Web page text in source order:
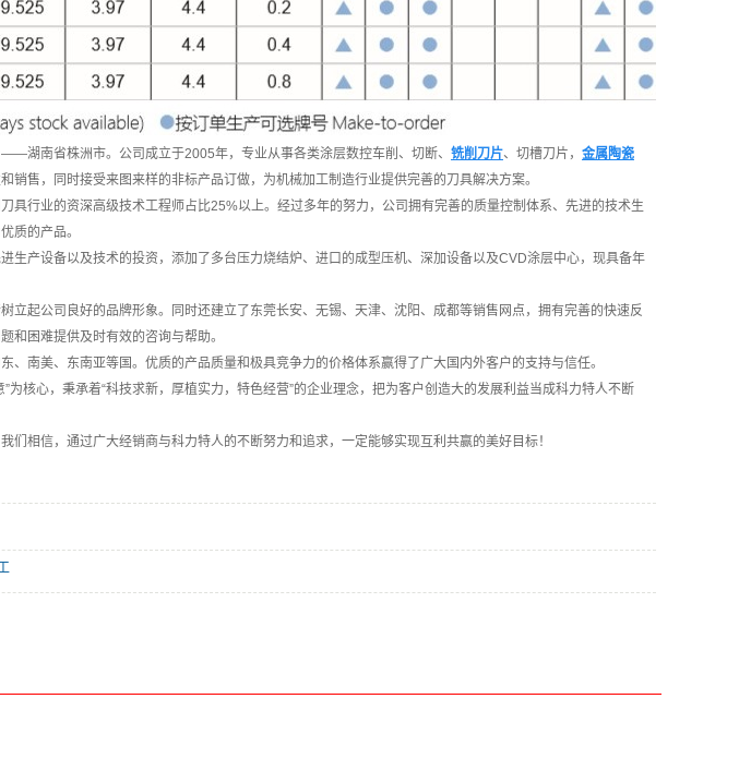
湖南省株洲市。公司成立于2005年，专业从事各类涂层数控车削、切断、 铣削刀片、切槽刀片， 金属陶瓷
销售，同时接受来图来样的非标产品订做，为机械加工制造行业提供完善的刀具解决方案。
具行业的资深高级技术工程师占比25%以上。经过多年的努力，公司拥有完善的质量控制体系、先进的技术生
质的产品。
生产设备以及技术的投资，添加了多台压力烧结炉、进口的成型压机、深加设备以及CVD涂层中心，现具备年
立起公司良好的品牌形象。同时还建立了东莞长安、无锡、天津、沈阳、成都等销售网点，拥有完善的快速反
和困难提供及时有效的咨询与帮助。
、南美、东南亚等国。优质的产品质量和极具竞争力的价格体系赢得了广大国内外客户的支持与信任。
为核心，秉承着“科技求新，厚植实力，特色经营”的企业理念，把为客户创造大的发展利益当成科力特人不断
们相信，通过广大经销商与科力特人的不断努力和追求，一定能够实现互利共赢的美好目标！